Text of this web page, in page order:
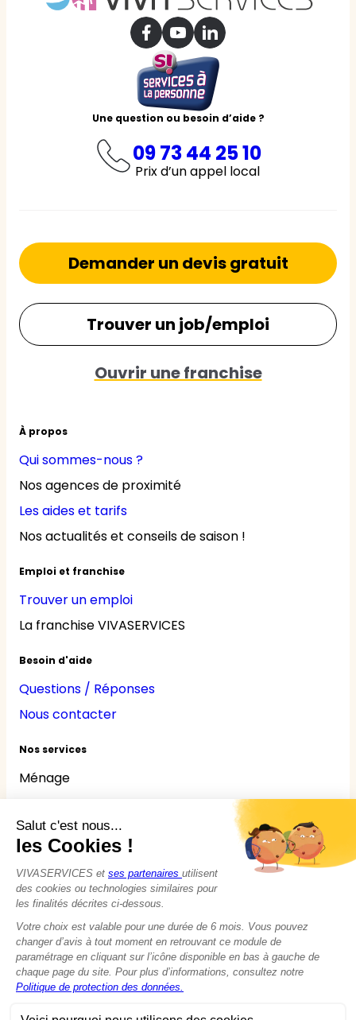
Une question ou besoin d’aide ?
09 73 44 25 10
Prix d’un appel local
À propos
Qui sommes-nous ?
Nos agences de proximité
Les aides et tarifs
Nos actualités et conseils de saison !
Emploi et franchise
Trouver un emploi
La franchise VIVASERVICES
Besoin d'aide
Questions / Réponses
Nous contacter
Nos services
Ménage
Jardinage
Bricolage
Nounou
Seniors
Handicaps
Demander un devis gratuit
Trouver un job/emploi
Ouvrir une franchise
© 2015 - 2026VIVASERVICES
Modifier vos préférences en matière de cookies